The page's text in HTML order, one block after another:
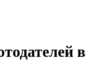
в